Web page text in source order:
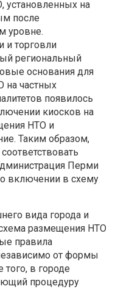
установленных на
после
уровне.
и торговли
региональный
основания для
на частных
появилось
киосков на
НТО и
Таким образом,
Перми
включении в схему
вида города и
размещения НТО
правила
от формы
в городе
процедуру